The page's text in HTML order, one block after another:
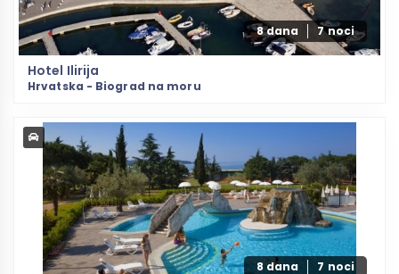
8 dana 7 noci
Hotel Ilirija
Hrvatska - Biograd na moru
8 dana 7 noci